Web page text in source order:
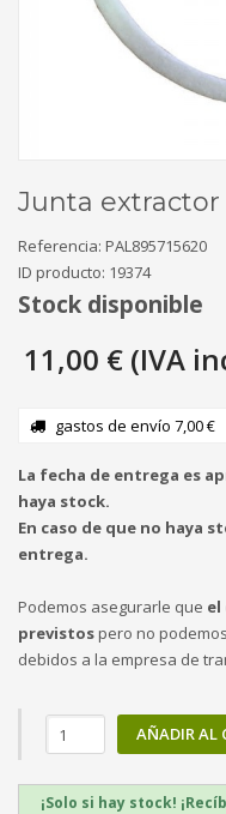
Junta
Referencia: PAL895715620
ID producto: 19374
Stock disponible
11,00 € (IVA
gastos de envío 7,00 €
La fecha de entrega es
haya stock.
En caso de que no haya
entrega.
Podemos asegurarle que el
previstospero no
debidos a la empresa de
AÑADIR AL
¡Solo si hay stock!